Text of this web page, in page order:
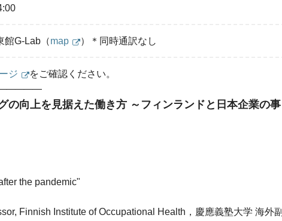
館G-Lab（map ）＊同時通訳なし
ジ
をご確認ください。
の向上を見据えた働き方 ～フィンランドと日本企業の事
the pandemic"
Finnish Institute of Occupational Health，慶應義塾大学 海外副